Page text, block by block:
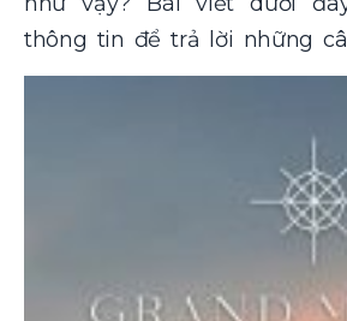
thông tin để trả lời những